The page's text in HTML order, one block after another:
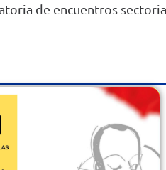
de encuentros